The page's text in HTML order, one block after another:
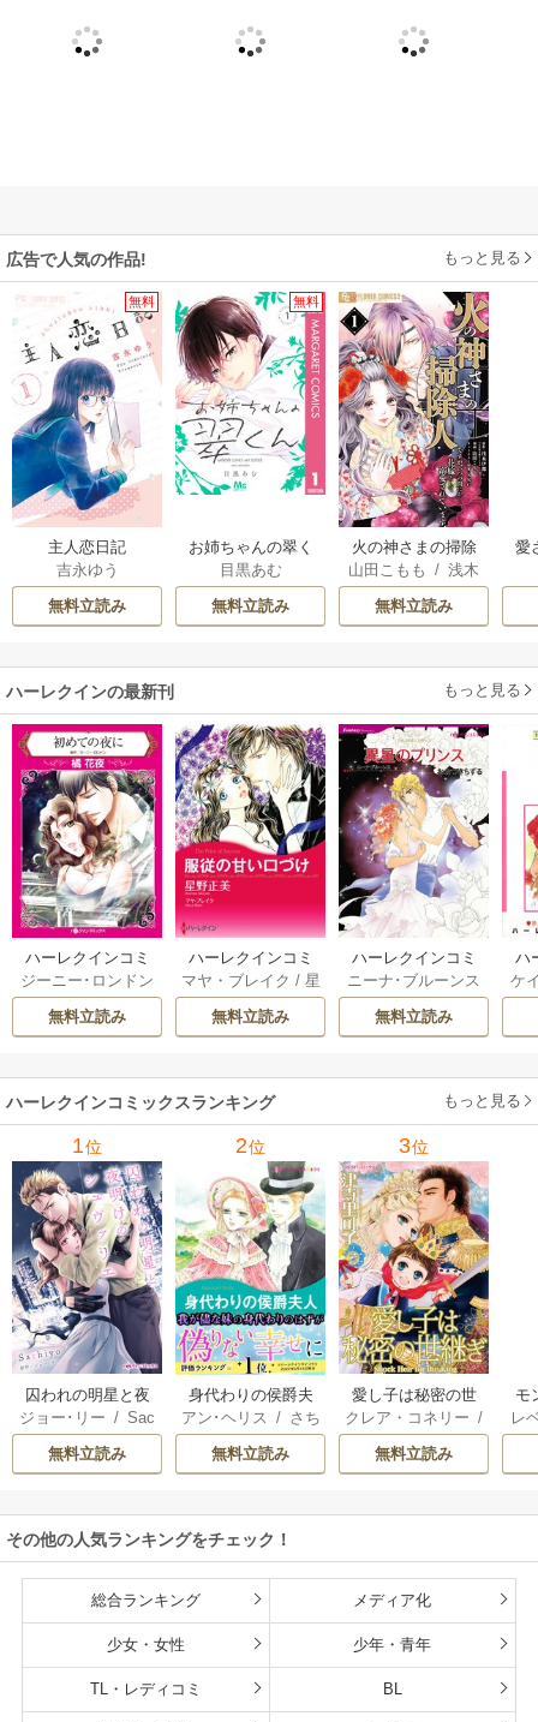
広告で人気の作品! もっと見る
無料
主人恋日記
吉永ゆう
無料立読み
無料
お姉ちゃんの翠く
ん
目黒あむ
無料立読み
火の神さまの掃除
人ですが、いつの
間にか花嫁として
溺愛されています
山田こもも /浅木
伊都/SNC
無料立読み
愛
ハーレクインの最新刊 もっと見る
ハーレクインコミ
ックス セット 202
6年 vol.1064 1巻
ジーニー･ロンドン
橘花夜 / メアリ
ー･ライアンズ
ーガン/星合操/ア
ン･ウィール/ 津寺
里可子
無料立読み
ハーレクインコミ
ックス セット 202
6年 vol.1002 1巻
マヤ・ブレイク / 星
野正美/
ヘレン･ブ
ルックス/のわきね
ウェイ/一重夕子
無料立読み
ハーレクインコミ
ックス セット 202
6年 vol.1063 1巻
ニーナ･ブルーンス
おおつきちずる
レベッカ･ヨーク
ーディ/海野みつる
サラ･ウッド/流
水凛子
無料立読み
ハ
ッ
ケ
ザ
ハーレクインコミックスランキング もっと見る
1位
囚われの明星と夜
明けのシュヴァリ
エ
ジョー･リー /Sac
hiyo
無料立読み
2位
身代わりの侯爵夫
人
アン･ヘリス / さち
みりほ
無料立読み
3位
愛し子は秘密の世
継ぎ
クレア・コネリー /
津寺里可子
無料立読み
モ
結
レ
ー
その他の人気ランキングをチェック！
総合ランキング メディア化
少女・女性 少年・青年
TL・レディコミ BL